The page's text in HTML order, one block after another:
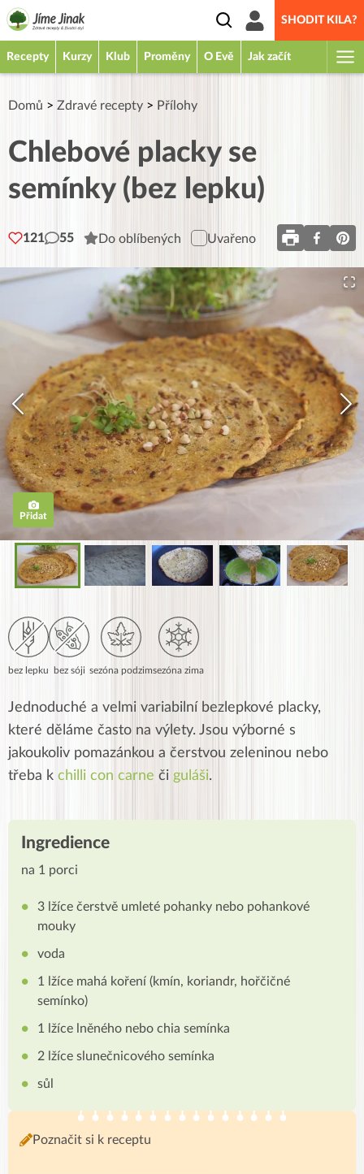
SHODIT KILA?
Recepty Kurzy Klub Proměny O Evě Jak začít
Domů > Zdravé recepty > Přílohy
Chlebové placky se
semínky (bez lepku)
121 55 Do oblíbených Uvařeno
Přidat
bez lepku bez sóji sezóna podzimsezóna zima
Jednoduché a velmi variabilní bezlepkové placky,
které děláme často na výlety. Jsou výborné s
jakoukoliv pomazánkou a čerstvou zeleninou nebo
třeba k chilli con carne či guláši.
Ingredience
na 1 porci
3 lžíce čerstvě umleté pohanky nebo pohankové
mouky
voda
1 lžíce mahá koření (kmín, koriandr, hořčičné
semínko)
1 lžíce lněného nebo chia semínka
2 lžíce slunečnicového semínka
sůl
Poznačit si k receptu